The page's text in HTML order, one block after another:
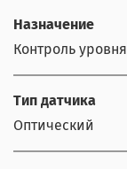
Назначение
Контроль
Тип датчика
Оптический